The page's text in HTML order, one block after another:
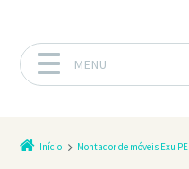
MENU
Início Montador de móveis Exu PE